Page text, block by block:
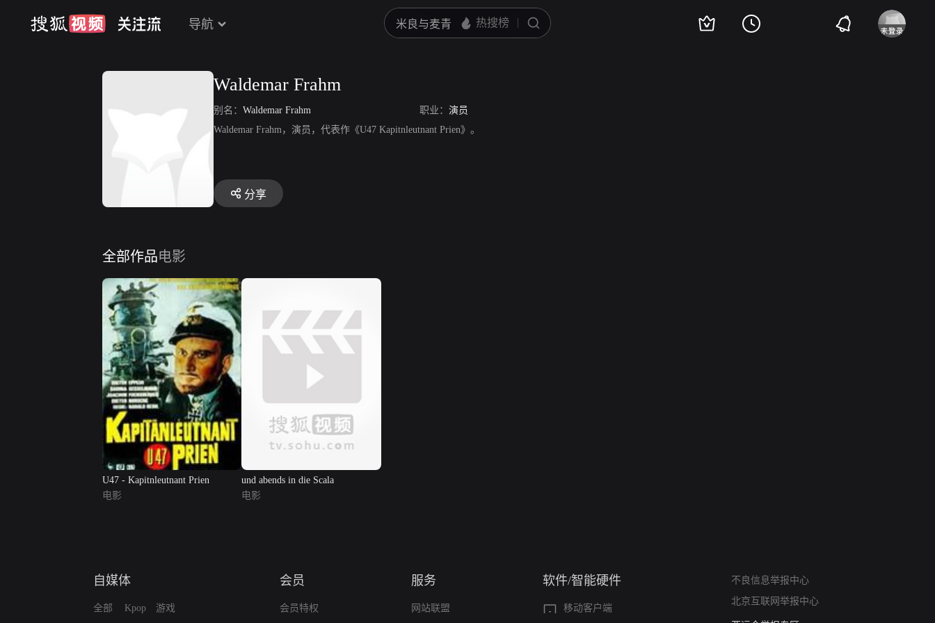
导航
Waldemar Frahm
别名： Waldemar Frahm 职业： 演员
Waldemar Frahm，演员，代表作《U47 Kapitnleutnant Prien》。
分享
全部作品电影
U47 - Kapitnleutnant Prien
电影
und abends in die Scala
电影
自媒体
全部 Kpop 游戏
会员
会员特权
服务
网站联盟
软件/智能硬件
移动客户端
不良信息举报中心
北京互联网举报中心
算法推荐专项举报